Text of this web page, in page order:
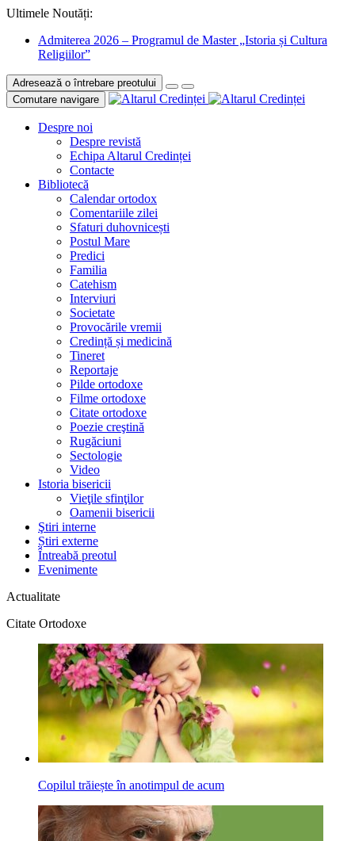
Ultimele Noutăți:
Admiterea 2026 – Programul de Master „Istoria și Cultura
Religiilor”
Adresează o întrebare preotului
Comutare navigare
Despre noi
Despre revistă
Echipa Altarul Credinței
Contacte
Bibliotecă
Calendar ortodox
Comentariile zilei
Sfaturi duhovnicești
Postul Mare
Predici
Familia
Catehism
Interviuri
Societate
Provocările vremii
Credință și medicină
Tineret
Reportaje
Pilde ortodoxe
Filme ortodoxe
Citate ortodoxe
Poezie creştină
Rugăciuni
Sectologie
Video
Istoria bisericii
Vieţile sfinţilor
Oamenii bisericii
Ştiri interne
Știri externe
Întreabă preotul
Evenimente
Actualitate
Citate Ortodoxe
Copilul trăiește în anotimpul de acum